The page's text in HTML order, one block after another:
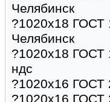
Челябинск
?1020х18 ГОСТ
Челябинск
?1020х18 ГОСТ
ндс
?1020х16 ГОСТ